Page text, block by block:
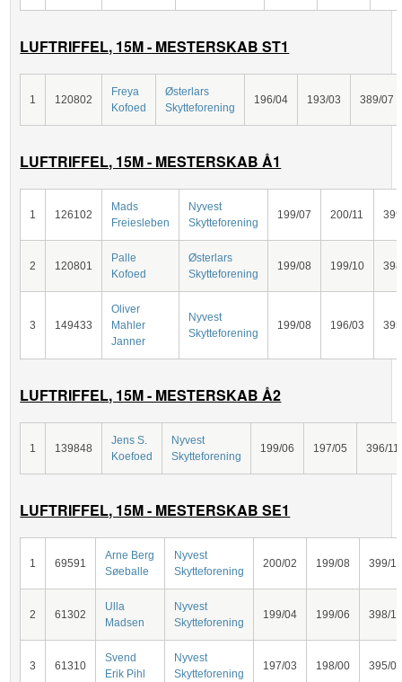
LUFTRIFFEL, 15M - MESTERSKAB ST1
1 120802
Freya
Kofoed
Østerlars
Skytteforening
196/04 193/03 389/07
LUFTRIFFEL, 15M - MESTERSKAB Å1
1 126102
Mads
Freiesleben
Nyvest
Skytteforening
199/07 200/11
2 120801
Palle
Kofoed
Østerlars
Skytteforening
199/08 199/10
3 149433
Oliver
Mahler
Janner
Nyvest
Skytteforening
199/08 196/03
LUFTRIFFEL, 15M - MESTERSKAB Å2
1 139848
Jens S.
Koefoed
Nyvest
Skytteforening
199/06 197/05 396/11
LUFTRIFFEL, 15M - MESTERSKAB SE1
1 69591
Arne Berg
Søeballe
Nyvest
Skytteforening
200/02 199/08 399/
2 61302
Ulla
Madsen
Nyvest
Skytteforening
199/04 199/06 398/
3 61310
Svend
Erik Pihl
Nyvest
Skytteforening
197/03 198/00 395/